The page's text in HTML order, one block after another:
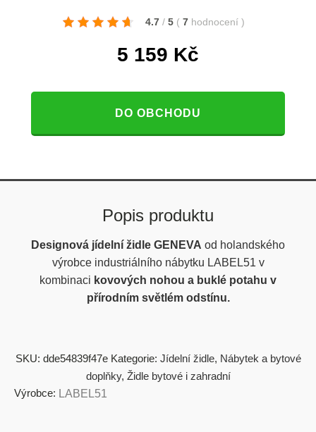
4.7 / 5 ( 7 hodnocení )
5 159 Kč
DO OBCHODU
Popis produktu
Designová jídelní židle GENEVA od holandského
výrobce industriálního nábytku LABEL51 v
kombinaci kovových nohou a buklé potahu v
přírodním světlém odstínu.
SKU: dde54839f47e Kategorie: Jídelní židle, Nábytek a bytové
doplňky, Židle bytové i zahradní
Výrobce: LABEL51